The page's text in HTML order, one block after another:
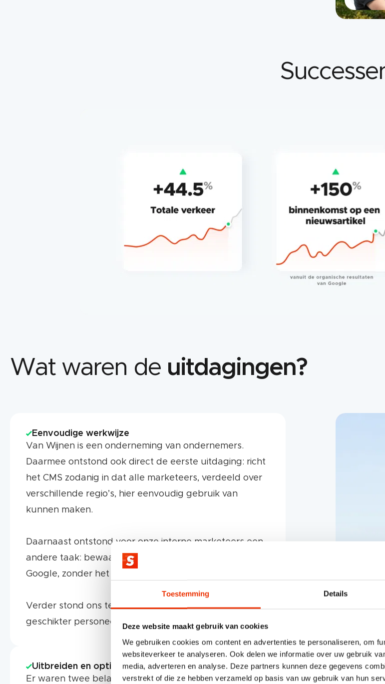
Toestemming Details
Deze website maakt gebruik van cookies
We gebruiken cookies om content en advertenties te personaliseren, om
websiteverkeer te analyseren. Ook delen we informatie over uw gebruik
media, adverteren en analyse. Deze partners kunnen deze gegevens
verstrekt of die ze hebben verzameld op basis van uw gebruik van hun
Wat waren de uitdagingen?
Eenvoudige werkwijze
Van Wijnen is een onderneming van ondernemers.
Daarmee ontstond ook direct de eerste uitdaging: richt
het CMS zodanig in dat alle marketeers, verdeeld over
verschillende regio’s, hier eenvoudig gebruik van
kunnen maken.
Daarnaast ontstond voor onze interne marketeers een
andere taak: bewaak én verbeter de vindbaarheid in
Google, zonder het budget uit het oog te verliezen.
Verder stond ons team voor de uitdaging om meer en
geschikter personeel te werven. Snel aan de slag!
Uitbreiden en optimaliseren
Er waren twee belangrijke kansen die we zagen om de